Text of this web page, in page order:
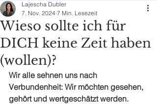
Wieso sollte ich für
DICH keine Zeit haben
(wollen)?
Lajescha Dubler
7. Nov. 2024 7 Min. Lesezeit
Wir alle sehnen uns nach
Verbundenheit: Wir möchten gesehen,
gehört und wertgeschätzt werden.